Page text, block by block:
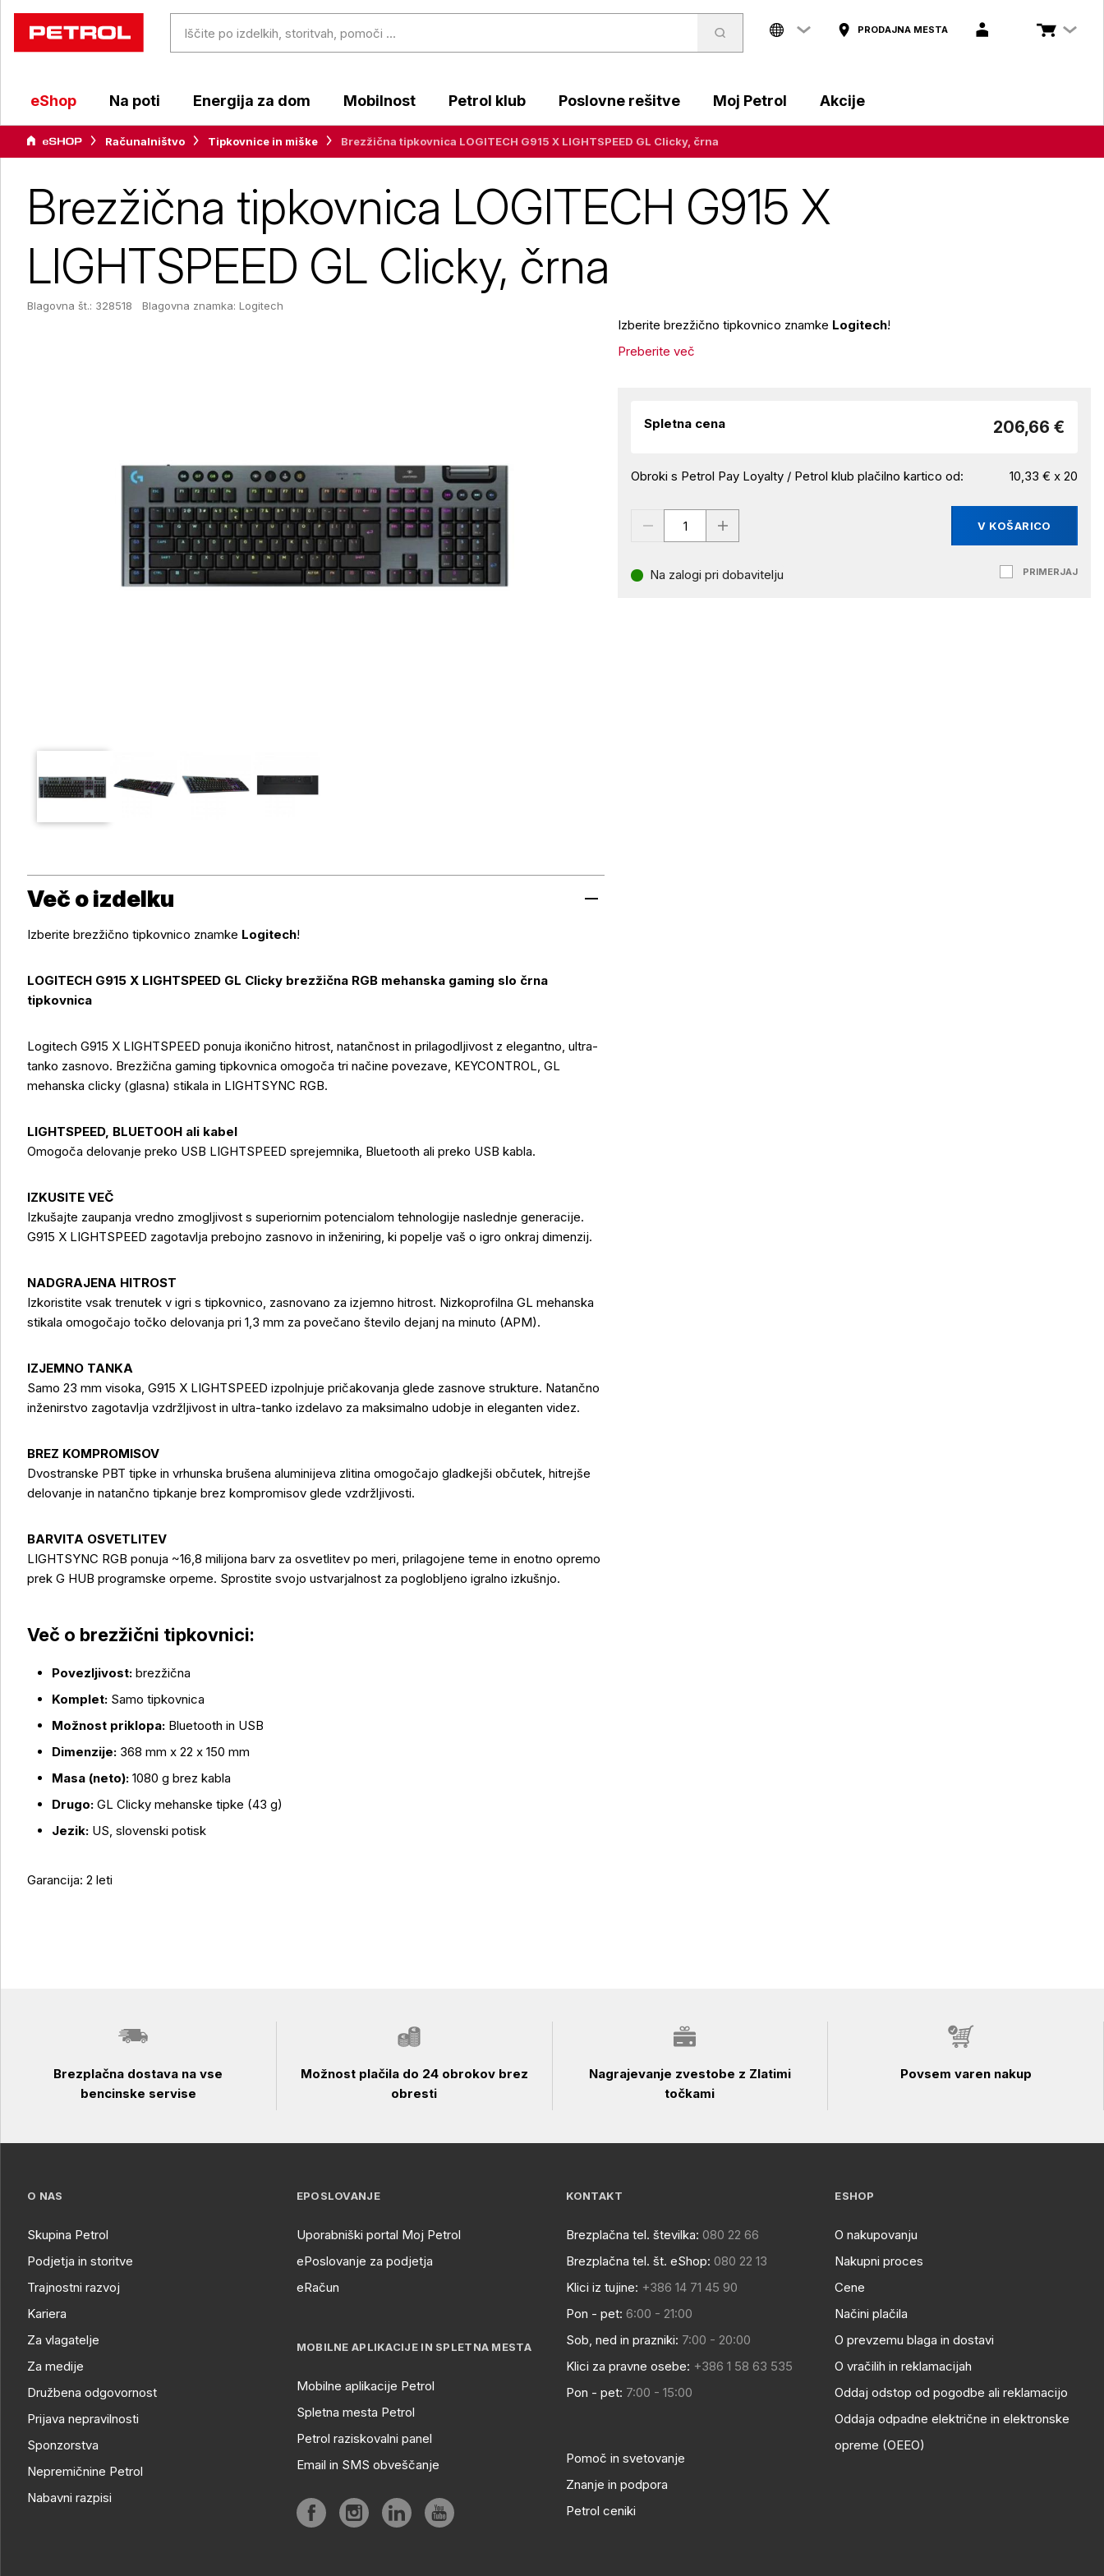
PRODAJNA MESTA
eShop Na poti Energija za dom Mobilnost Petrol klub Poslovne rešitve Moj Petrol Akcije
Računalništvo Tipkovnice in miške Brezžična tipkovnica LOGITECH G915 X LIGHTSPEED GL Clicky, črna
Brezžična tipkovnica LOGITECH G915 X
LIGHTSPEED GL Clicky, črna
Blagovna št.: 328518 Blagovna znamka: Logitech
Izberite brezžično tipkovnico znamke Logitech!
Preberite več
Spletna cena 206,66 €
Obroki s Petrol Pay Loyalty / Petrol klub plačilno kartico od: 10,33 € x 20
V KOŠARICO
Na zalogi pri dobavitelju PRIMERJAJ
Več o izdelku
Več o izdelku
Izberite brezžično tipkovnico znamke Logitech!
LOGITECH G915 X LIGHTSPEED GL Clicky brezžična RGB mehanska gaming slo črna
tipkovnica
Logitech G915 X LIGHTSPEED ponuja ikonično hitrost, natančnost in prilagodljivost z elegantno, ultra-
tanko zasnovo. Brezžična gaming tipkovnica omogoča tri načine povezave, KEYCONTROL, GL
mehanska clicky (glasna) stikala in LIGHTSYNC RGB.
LIGHTSPEED, BLUETOOH ali kabel
Omogoča delovanje preko USB LIGHTSPEED sprejemnika, Bluetooth ali preko USB kabla.
IZKUSITE VEČ
Izkušajte zaupanja vredno zmogljivost s superiornim potencialom tehnologije naslednje generacije.
G915 X LIGHTSPEED zagotavlja prebojno zasnovo in inženiring, ki popelje vaš o igro onkraj dimenzij.
NADGRAJENA HITROST
Izkoristite vsak trenutek v igri s tipkovnico, zasnovano za izjemno hitrost. Nizkoprofilna GL mehanska
stikala omogočajo točko delovanja pri 1,3 mm za povečano število dejanj na minuto (APM).
IZJEMNO TANKA
Samo 23 mm visoka, G915 X LIGHTSPEED izpolnjuje pričakovanja glede zasnove strukture. Natančno
inženirstvo zagotavlja vzdržljivost in ultra-tanko izdelavo za maksimalno udobje in eleganten videz.
BREZ KOMPROMISOV
Dvostranske PBT tipke in vrhunska brušena aluminijeva zlitina omogočajo gladkejši občutek, hitrejše
delovanje in natančno tipkanje brez kompromisov glede vzdržljivosti.
BARVITA OSVETLITEV
LIGHTSYNC RGB ponuja ~16,8 milijona barv za osvetlitev po meri, prilagojene teme in enotno opremo
prek G HUB programske orpeme. Sprostite svojo ustvarjalnost za poglobljeno igralno izkušnjo.
Več o brezžični tipkovnici:
Povezljivost: brezžična
Komplet: Samo tipkovnica
Možnost priklopa: Bluetooth in USB
Dimenzije: 368 mm x 22 x 150 mm
Masa (neto): 1080 g brez kabla
Drugo: GL Clicky mehanske tipke (43 g)
Jezik: US, slovenski potisk
Garancija: 2 leti
Brezplačna dostava na vse
bencinske servise
Možnost plačila do 24 obrokov brez
obresti
Nagrajevanje zvestobe z Zlatimi
točkami
Povsem varen nakup
O NAS
Skupina Petrol
Podjetja in storitve
Trajnostni razvoj
Kariera
Za vlagatelje
Za medije
Družbena odgovornost
Prijava nepravilnosti
Sponzorstva
Nepremičnine Petrol
Nabavni razpisi
EPOSLOVANJE
Uporabniški portal Moj Petrol
ePoslovanje za podjetja
eRačun
MOBILNE APLIKACIJE IN SPLETNA MESTA
Mobilne aplikacije Petrol
Spletna mesta Petrol
Petrol raziskovalni panel
Email in SMS obveščanje
KONTAKT
Brezplačna tel. številka: 080 22 66
Brezplačna tel. št. eShop: 080 22 13
Klici iz tujine: +386 14 71 45 90
Pon - pet: 6:00 - 21:00
Sob, ned in prazniki: 7:00 - 20:00
Klici za pravne osebe: +386 1 58 63 535
Pon - pet: 7:00 - 15:00
Pomoč in svetovanje
Znanje in podpora
Petrol ceniki
ESHOP
O nakupovanju
Nakupni proces
Cene
Načini plačila
O prevzemu blaga in dostavi
O vračilih in reklamacijah
Oddaj odstop od pogodbe ali reklamacijo
Oddaja odpadne električne in elektronske
opreme (OEEO)